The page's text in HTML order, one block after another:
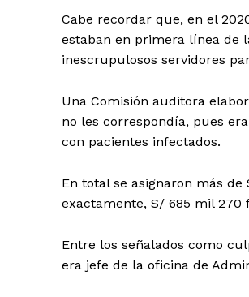
Cabe recordar que, en el
estaban en primera línea de
inescrupulosos servidores
Una Comisión auditora
no les correspondía, pues
con pacientes infectados.
En total se asignaron más
exactamente, S/ 685 mil
Entre los señalados como
era jefe de la oficina de